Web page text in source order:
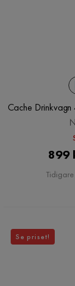
Cache
899
Se priset!